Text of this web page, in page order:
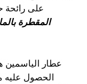
على رائحة
المقطرة
عطار
الحصول عليه